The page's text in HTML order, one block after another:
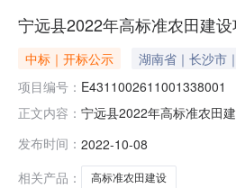
宁远县2022年高标准农田建
中标｜开标公示
湖南省｜长沙市
项目编号： E4311002611001338001
正文内容： 宁远县2022年高标准农田
言建设工程有限公司;项目
发布时间： 2022-10-08
相关产品：
高标准农田建设